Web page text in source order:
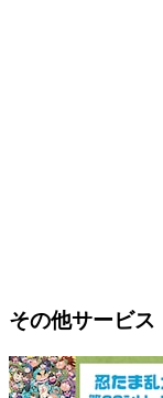
その他サービス